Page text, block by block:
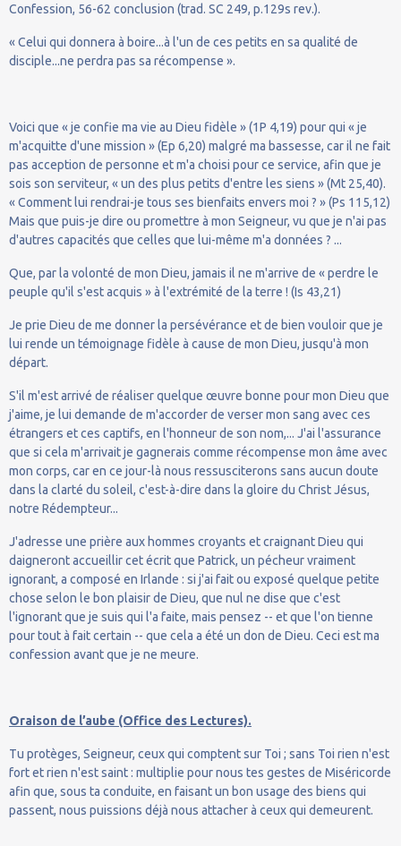
Confession, 56-62 conclusion (trad. SC 249, p.129s rev.).
« Celui qui donnera à boire...à l'un de ces petits en sa qualité de
disciple...ne perdra pas sa récompense ».
Voici que « je confie ma vie au Dieu fidèle » (1P 4,19) pour qui « je
m'acquitte d'une mission » (Ep 6,20) malgré ma bassesse, car il ne fait
pas acception de personne et m'a choisi pour ce service, afin que je
sois son serviteur, « un des plus petits d'entre les siens » (Mt 25,40).
« Comment lui rendrai-je tous ses bienfaits envers moi ? » (Ps 115,12)
Mais que puis-je dire ou promettre à mon Seigneur, vu que je n'ai pas
d'autres capacités que celles que lui-même m'a données ? ...
Que, par la volonté de mon Dieu, jamais il ne m'arrive de « perdre le
peuple qu'il s'est acquis » à l'extrémité de la terre ! (Is 43,21)
Je prie Dieu de me donner la persévérance et de bien vouloir que je
lui rende un témoignage fidèle à cause de mon Dieu, jusqu'à mon
départ.
S'il m'est arrivé de réaliser quelque œuvre bonne pour mon Dieu que
j'aime, je lui demande de m'accorder de verser mon sang avec ces
étrangers et ces captifs, en l'honneur de son nom,... J'ai l'assurance
que si cela m'arrivait je gagnerais comme récompense mon âme avec
mon corps, car en ce jour-là nous ressusciterons sans aucun doute
dans la clarté du soleil, c'est-à-dire dans la gloire du Christ Jésus,
notre Rédempteur...
J'adresse une prière aux hommes croyants et craignant Dieu qui
daigneront accueillir cet écrit que Patrick, un pécheur vraiment
ignorant, a composé en Irlande : si j'ai fait ou exposé quelque petite
chose selon le bon plaisir de Dieu, que nul ne dise que c'est
l'ignorant que je suis qui l'a faite, mais pensez -- et que l'on tienne
pour tout à fait certain -- que cela a été un don de Dieu. Ceci est ma
confession avant que je ne meure.
Oraison de l’aube (Office des Lectures).
Tu protèges, Seigneur, ceux qui comptent sur Toi ; sans Toi rien n'est
fort et rien n'est saint : multiplie pour nous tes gestes de Miséricorde
afin que, sous ta conduite, en faisant un bon usage des biens qui
passent, nous puissions déjà nous attacher à ceux qui demeurent.